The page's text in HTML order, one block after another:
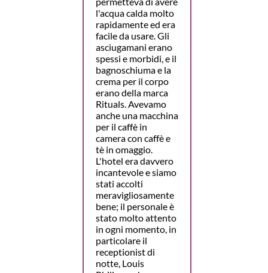
l'acqua calda molto
rapidamente ed era
facile da usare. Gli
asciugamani erano
spessi e morbidi, e il
bagnoschiuma e la
crema per il corpo
erano della marca
Rituals. Avevamo
anche una macchina
per il caffè in
camera con caffè e
tè in omaggio.
L'hotel era davvero
incantevole e siamo
stati accolti
meravigliosamente
bene; il personale è
stato molto attento
in ogni momento, in
particolare il
receptionist di
notte, Louis